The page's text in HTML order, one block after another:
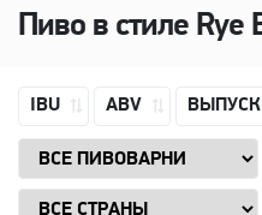
IBU ABV ВЫПУСК